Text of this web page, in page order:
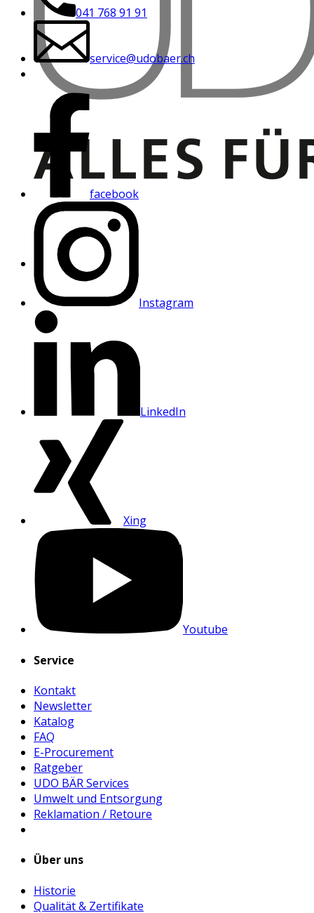
041 768 91 91
service@udobaer.ch
facebook
Instagram
LinkedIn
Xing
Youtube
Service
Kontakt
Newsletter
Katalog
FAQ
E-Procurement
Ratgeber
UDO BÄR Services
Umwelt und Entsorgung
Reklamation / Retoure
Über uns
Historie
Qualität & Zertifikate